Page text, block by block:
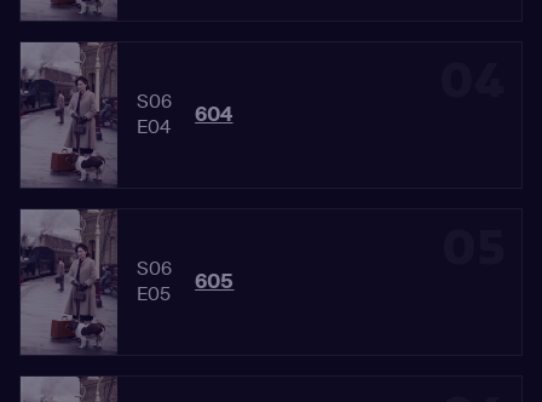
S06
E04
604
S06
E05
605